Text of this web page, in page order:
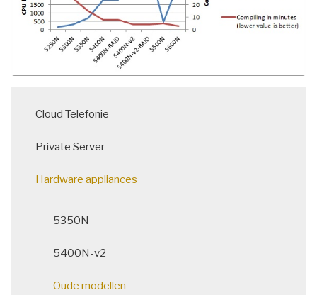
navigation
Cloud Telefonie
Private Server
Hardware appliances
5350N
5400N-v2
Oude modellen